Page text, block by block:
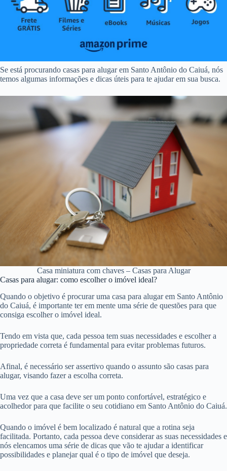
Se está procurando casas para alugar em Santo Antônio do Caiuá, nós
temos algumas informações e dicas úteis para te ajudar em sua busca.
Casa miniatura com chaves – Casas para Alugar
Casas para alugar: como escolher o imóvel ideal?
Quando o objetivo é procurar uma casa para alugar em Santo Antônio
do Caiuá, é importante ter em mente uma série de questões para que
consiga escolher o imóvel ideal.
Tendo em vista que, cada pessoa tem suas necessidades e escolher a
propriedade correta é fundamental para evitar problemas futuros.
Afinal, é necessário ser assertivo quando o assunto são casas para
alugar, visando fazer a escolha correta.
Uma vez que a casa deve ser um ponto confortável, estratégico e
acolhedor para que facilite o seu cotidiano em Santo Antônio do Caiuá.
Quando o imóvel é bem localizado é natural que a rotina seja
facilitada. Portanto, cada pessoa deve considerar as suas necessidades e
nós elencamos uma série de dicas que vão te ajudar a identificar
possibilidades e planejar qual é o tipo de imóvel que deseja.